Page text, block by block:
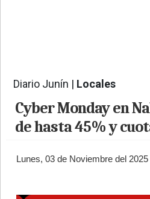
Diario Junín | Locales
Cyber Monday en
de hasta 45% y
Lunes, 03 de Noviembre del